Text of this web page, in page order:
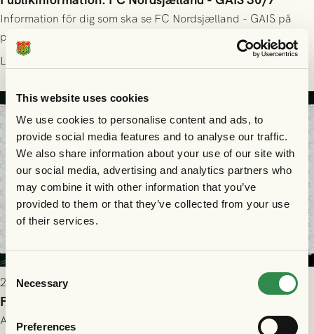
This website uses cookies
We use cookies to personalise content and ads, to
provide social media features and to analyse our traffic.
We also share information about your use of our site with
our social media, advertising and analytics partners who
may combine it with other information that you’ve
provided to them or that they’ve collected from your use
of their services.
Consent
Selection
Necessary
Preferences
Information för dig som ska se FC Nordsjælland - GAIS på
plats på Right to Dream Park torsdagen den 30/7 kl. 19.00.
Läs mer
2026-07-28 17:36
FC Nordsjælland borta: Biljettuthämtning
All information om hur du byter ditt värdebevis mot